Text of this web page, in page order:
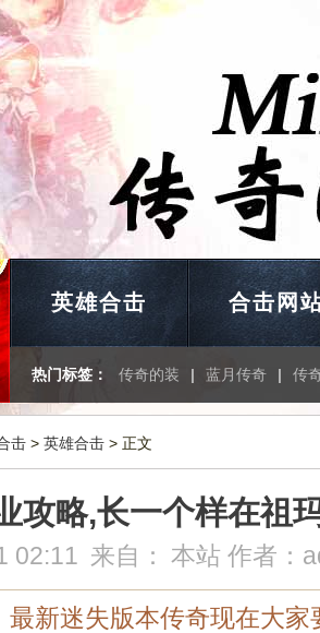
英雄合击 合击网
热门标签： 传奇的装 | 蓝月传奇 | 传
击 > 英雄合击 > 正文
攻略,长一个样在祖
02:11 来自： 本站 作者：
最新迷失版本传奇现在大家